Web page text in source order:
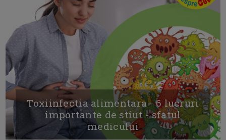
Toxiinfectia alimentara - 6 lucruri
importante de stiut - sfatul
medicului